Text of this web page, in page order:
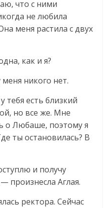
что с ними
не любила
меня растила с двух
как и я?
никого нет.
есть близкий
но все же. Мне
о Любаше, поэтому я
ты остановилась? В
и получу
произнесла Аглая.
ректора. Сейчас